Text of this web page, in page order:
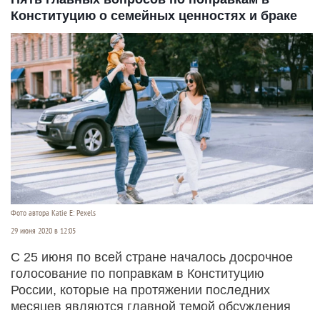
Конституцию о семейных ценностях и браке
Фото автора Katie E: Pexels
29 июня 2020 в 12:05
С 25 июня по всей стране началось досрочное
голосование по поправкам в Конституцию
России, которые на протяжении последних
месяцев являются главной темой обсуждения